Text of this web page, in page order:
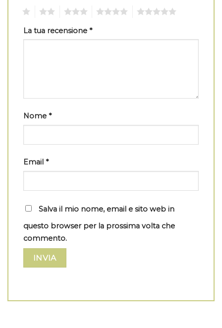
La tua recensione *
Nome *
Email *
Salva il mio nome, email e sito web in
questo browser per la prossima volta che
commento.